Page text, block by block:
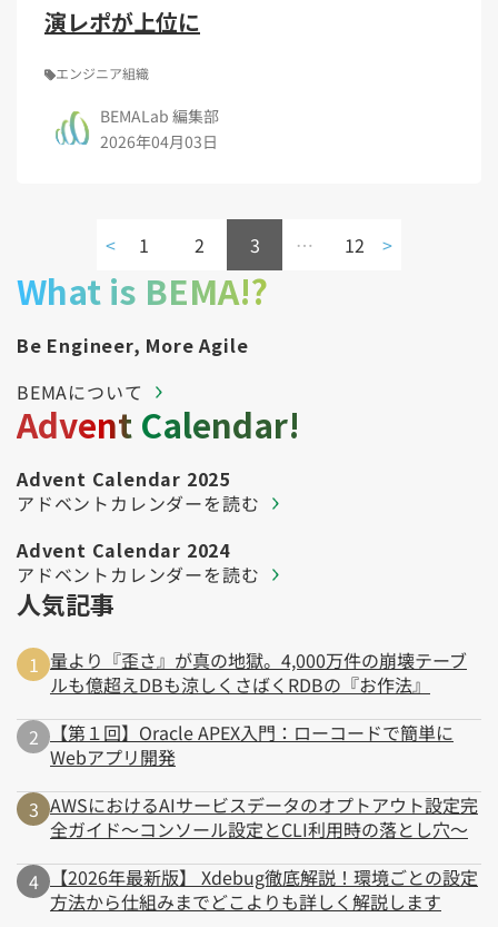
演レポが上位に
エンジニア組織
BEMALab 編集部
2026年04月03日
< 1 2 3 … 12 >
What is BEMA!?
Be Engineer, More Agile
BEMAについて
Advent Calendar!
Advent Calendar 2025
アドベントカレンダーを読む
Advent Calendar 2024
アドベントカレンダーを読む
人気記事
量より『歪さ』が真の地獄。4,000万件の崩壊テーブ
ルも億超えDBも涼しくさばくRDBの『お作法』
【第１回】Oracle APEX入門：ローコードで簡単に
Webアプリ開発
AWSにおけるAIサービスデータのオプトアウト設定完
全ガイド～コンソール設定とCLI利用時の落とし穴～
【2026年最新版】 Xdebug徹底解説！環境ごとの設定
方法から仕組みまでどこよりも詳しく解説します